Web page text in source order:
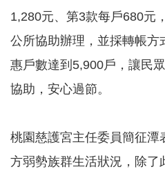
服
務
業
資
機
關
通
1,280元、第3款每戶680元
公所協助辦理，並採轉帳方
惠戶數達到5,900戶，讓民
協助，安心過節。
桃園慈護宮主任委員簡征潭
方弱勢族群生活狀況，除了